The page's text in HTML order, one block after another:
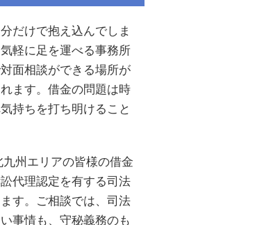
だけで抱え込んでしま
軽に足を運べる事務所
面相談ができる場所が
ます。借金の問題は時
持ちを打ち明けること
州エリアの皆様の借金
代理認定を有する司法
す。ご相談では、司法
事情も、守秘義務のも